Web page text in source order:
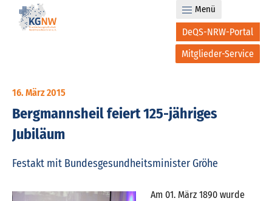
DeQS-NRW-Portal
Mitglieder-Service
Menü
16. März 2015
Bergmannsheil feiert 125-jähriges
Jubiläum
Festakt mit Bundesgesundheitsminister Gröhe
Am 01. März 1890 wurde